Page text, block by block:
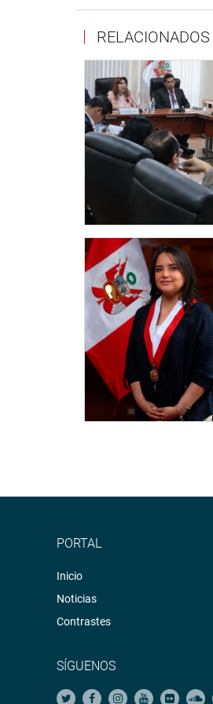
RELACIONADOS
PORTAL
Inicio
Noticias
Contrastes
SÍGUENOS